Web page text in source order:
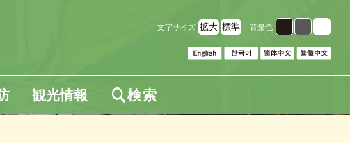
文字サイズ 拡大 標準 背景色
観光情報 検索